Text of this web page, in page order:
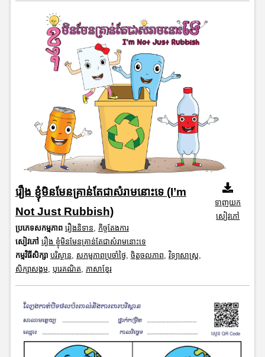
រឿង ខ្ញុំមិនមែនគ្រាន់តែជាសំរាមនោះទេ (I’m
Not Just Rubbish)
ប្រភេទសកម្មភាព រឿងនិទាន, កិច្ចតែងការ
សៀវភៅ រឿង ខ្ញុំមិនមែនគ្រាន់តែជាសំរាមនោះទេ
កម្មវិធីសិក្សា បរិស្ថាន, សកម្មភាពប្រចាំថ្ងៃ, ចិត្តចលភាព, វិទ្យាសាស្រ្ត,
សិក្សាសង្គម, បុរេគណិត, ភាសាខ្មែរ
ទាញយក
សៀវភៅ